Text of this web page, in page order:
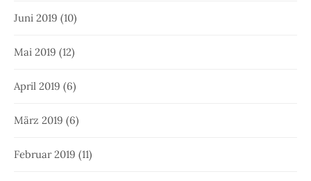
Juni 2019 (10)
Mai 2019 (12)
April 2019 (6)
März 2019 (6)
Februar 2019 (11)